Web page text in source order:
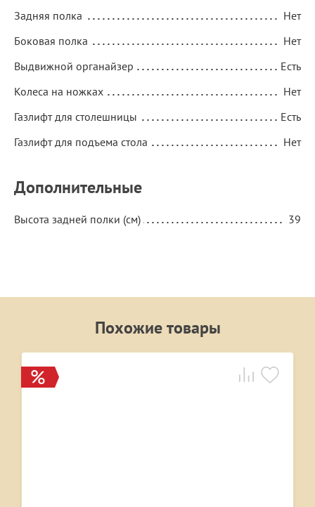
Задняя полка
Нет
Боковая полка
Нет
Выдвижной органайзер
Есть
Колеса на ножках
Нет
Газлифт для столешницы
Есть
Газлифт для подъема стола
Нет
Дополнительные
Высота задней полки (см) 39
Похожие товары